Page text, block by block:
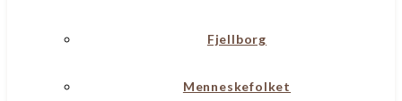
Fjellborg
Menneskefolket